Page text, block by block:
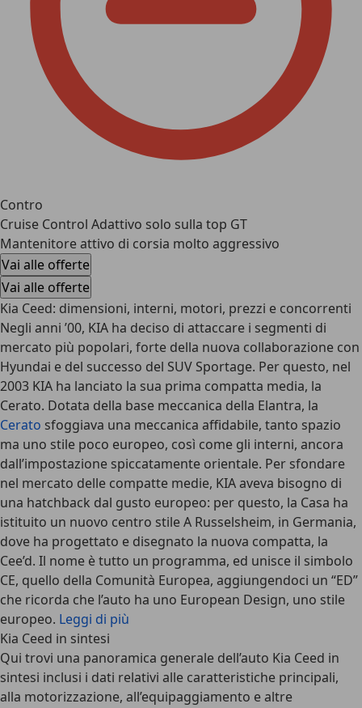
Contro
Cruise Control Adattivo solo sulla top GT
Mantenitore attivo di corsia molto aggressivo
Vai alle offerte
Vai alle offerte
Kia Ceed: dimensioni, interni, motori, prezzi e concorrenti
Negli anni ’00, KIA ha deciso di attaccare i segmenti di
mercato più popolari, forte della nuova collaborazione con
Hyundai e del successo del SUV Sportage. Per questo, nel
2003 KIA ha lanciato la sua prima compatta media, la
Cerato. Dotata della base meccanica della Elantra, la
Cerato sfoggiava una meccanica affidabile, tanto spazio
ma uno stile poco europeo, così come gli interni, ancora
dall’impostazione spiccatamente orientale. Per sfondare
nel mercato delle compatte medie, KIA aveva bisogno di
una hatchback dal gusto europeo: per questo, la Casa ha
istituito un nuovo centro stile A Russelsheim, in Germania,
dove ha progettato e disegnato la nuova compatta, la
Cee’d. Il nome è tutto un programma, ed unisce il simbolo
CE, quello della Comunità Europea, aggiungendoci un “ED”
che ricorda che l’auto ha uno European Design, uno stile
europeo. Leggi di più
Kia Ceed in sintesi
Qui trovi una panoramica generale dell’auto Kia Ceed in
sintesi inclusi i dati relativi alle caratteristiche principali,
alla motorizzazione, all’equipaggiamento e altre